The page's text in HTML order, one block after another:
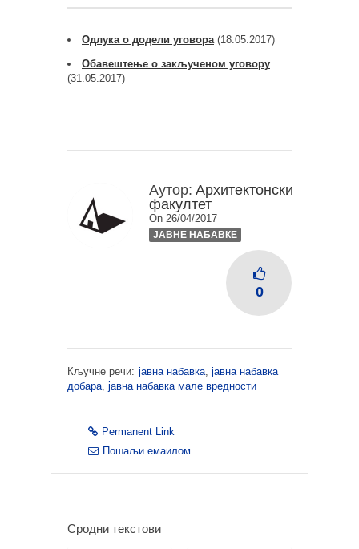
Одлука о додели уговора(18.05.2017)
Обавештење о закљученом уговору
(31.05.2017)
Аутор: Архитектонски
факултет
On 26/04/2017
ЈАВНЕ НАБАВКЕ
0
Кључне речи: јавна набавка, јавна набавка
добара, јавна набавка мале вредности
Permanent Link
Пошаљи емаилом
Сродни текстови